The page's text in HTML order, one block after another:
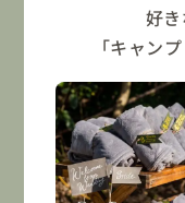
好
「キャン